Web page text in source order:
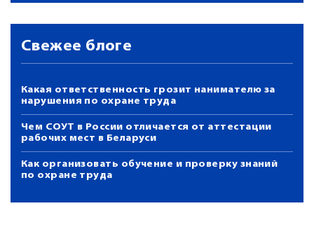
Свежее блоге
Какая ответственность грозит нанимателю за
нарушения по охране труда
Чем СОУТ в России отличается от аттестации
рабочих мест в Беларуси
Как организовать обучение и проверку знаний
по охране труда